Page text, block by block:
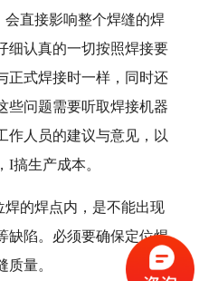
会直接影响整个焊缝的焊
细认真的一切按照焊接要
正式焊接时一样，同时还
些问题需要听取焊接机器
作人员的建议与意见，以
I搞生产成本。
焊的焊点内，是不能出现
缺陷。必须要确保定位焊
量。